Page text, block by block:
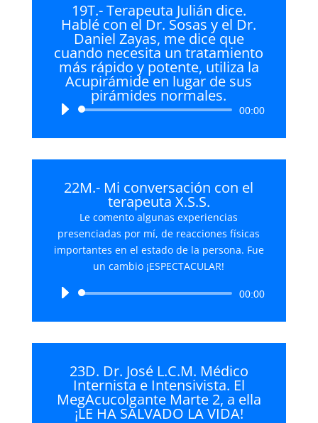
19T.- Terapeuta Julián dice.
Hablé con el Dr. Sosas y el Dr.
Daniel Zayas, me dice que
cuando necesita un tratamiento
más rápido y potente, utiliza la
Acupirámide en lugar de sus
pirámides normales.
Reproductor
audio
00:00
22M.- Mi conversación con el
terapeuta X.S.S.
Le comento algunas experiencias
presenciadas por mí, de reacciones físicas
importantes en el estado de la persona. Fue
un cambio ¡ESPECTACULAR!
Reproductor
audio
00:00
23D. Dr. José L.C.M. Médico
Internista e Intensivista. El
MegAcucolgante Marte 2, a ella
¡LE HA SALVADO LA VIDA!